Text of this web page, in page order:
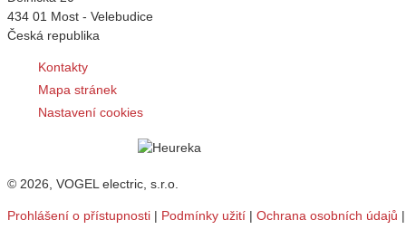
434 01 Most - Velebudice
Česká republika
Kontakty
Mapa stránek
Nastavení cookies
© 2026, VOGEL electric, s.r.o.
Prohlášení o přístupnosti | Podmínky užití | Ochrana osobních údajů